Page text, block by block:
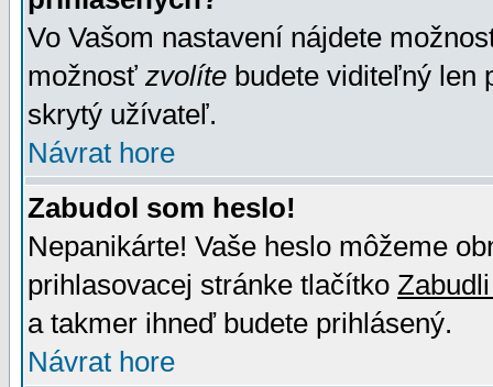
Vo Vašom nastavení nájdete
možnosť zvolíte budete viditeľný len
skrytý užívateľ.
Návrat hore
Zabudol som heslo!
Nepanikárte! Vaše heslo môžeme
prihlasovacej stránke tlačítko
a takmer ihneď budete prihlásený.
Návrat hore